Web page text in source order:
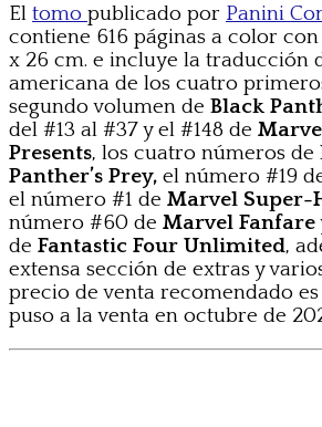
El tomo publicado por Panini
contiene 616 páginas a color
x 26 cm. e incluye la traducción
americana de los cuatro
segundo volumen de Black
del #13 al #37 y el #148 de
Presents, los cuatro números de
Panther’s Prey, el número #19
el número #1 de Marvel Super-
número #60 de Marvel Fanfare
de Fantastic Four Unlimited,
extensa sección de extras y
precio de venta recomendado es
puso a la venta en octubre de